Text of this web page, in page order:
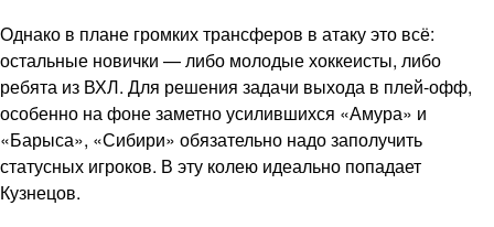
Однако в плане громких трансферов в атаку это всё:
остальные новички — либо молодые хоккеисты, либо
ребята из ВХЛ. Для решения задачи выхода в плей-офф,
особенно на фоне заметно усилившихся «Амура» и
«Барыса», «Сибири» обязательно надо заполучить
статусных игроков. В эту колею идеально попадает
Кузнецов.